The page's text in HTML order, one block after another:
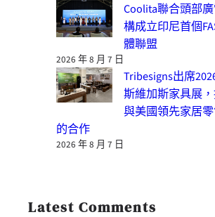
Coolita聯合頭部
構成立印尼首個
體聯盟
2026 年 8 月 7 日
Tribesigns出席
斯維加斯家具展
與美國領先家居
的合作
2026 年 8 月 7 日
Latest Comments